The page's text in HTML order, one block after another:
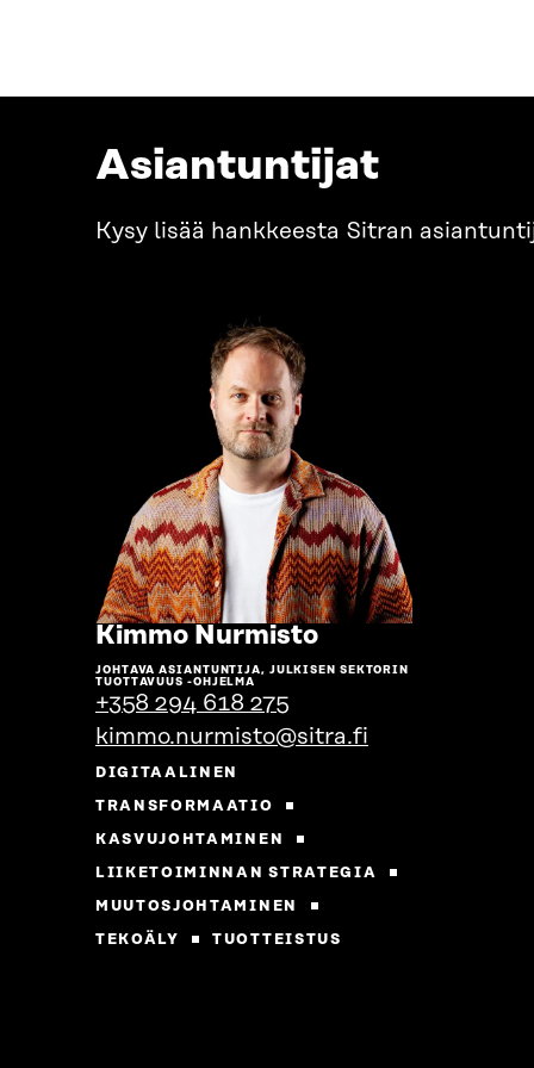
Asiantuntijat
Kysy lisää hankkeesta Sitran
Kimmo NurmistoSiirry
henkilön
JOHTAVA ASIANTUNTIJA, JULKISEN SEKTORIN
TUOTTAVUUS -OHJELMA
+358 294 618 275
kimmo.nurmisto@sitra.fi
DIGITAALINEN
TRANSFORMAATIO
KASVUJOHTAMINEN
LIIKETOIMINNAN STRATEGIA
MUUTOSJOHTAMINEN
TEKOÄLY TUOTTEISTUS